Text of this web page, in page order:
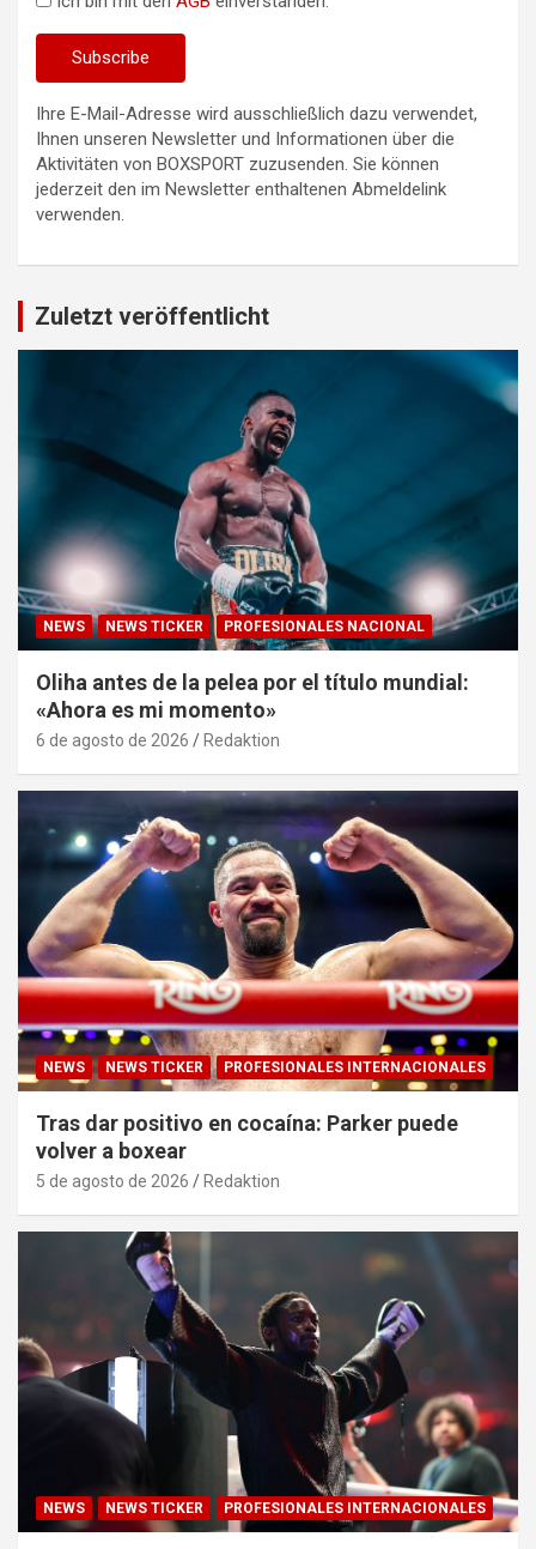
Ihre E-Mail-Adresse wird ausschließlich dazu verwendet,
Ihnen unseren Newsletter und Informationen über die
Aktivitäten von BOXSPORT zuzusenden. Sie können
jederzeit den im Newsletter enthaltenen Abmeldelink
verwenden.
Zuletzt veröffentlicht
NEWS NEWS TICKER PROFESIONALES NACIONAL
Oliha antes de la pelea por el título mundial:
«Ahora es mi momento»
6 de agosto de 2026 Redaktion
NEWS NEWS TICKER PROFESIONALES INTERNACIONALES
Tras dar positivo en cocaína: Parker puede
volver a boxear
5 de agosto de 2026 Redaktion
NEWS NEWS TICKER PROFESIONALES INTERNACIONALES